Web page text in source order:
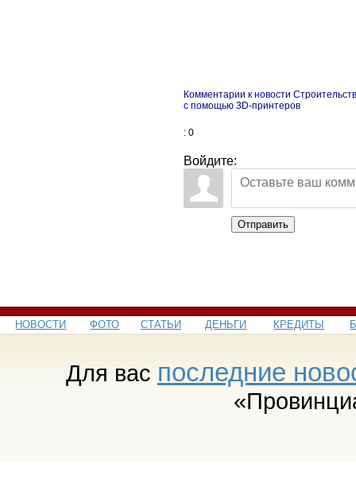
Комментарии к новости
с помощью 3D-принтеров
: 0
Войдите:
Отправить
НОВОСТИ ФОТО СТАТЬИ ДЕНЬГИ КРЕДИТЫ
Для вас последние